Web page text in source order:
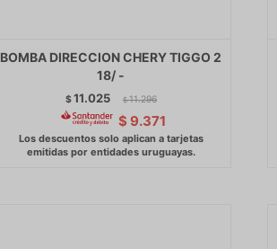
BOMBA DIRECCION CHERY TIGGO 2
18/ -
$11.025 $ 11.296
$ 9.371